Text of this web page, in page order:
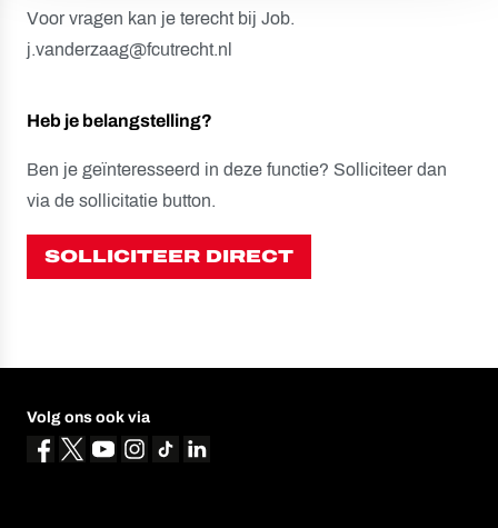
Voor vragen kan je terecht bij Job.
j.vanderzaag@fcutrecht.nl
Heb je belangstelling?
Ben je geïnteresseerd in deze functie? Solliciteer dan
via de sollicitatie button.
SOLLICITEER DIRECT
Volg ons ook via